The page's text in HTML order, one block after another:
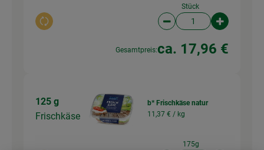
Auswahl ändern
Stück
Artikelanzahl
Gesamtpreis:ca. 17,96 €
125 g
Frischkäse
b* Frischkäse natur
11,37 € / kg
175g